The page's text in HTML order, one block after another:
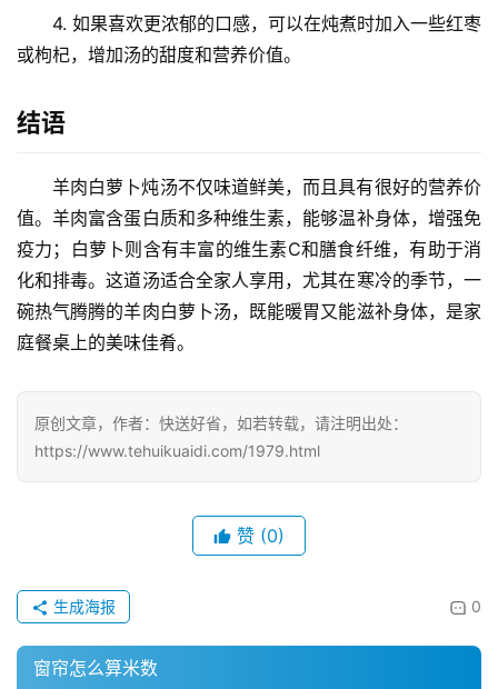
页
物
流
百
科
快
递
4. 如果喜欢更浓郁的口感，可以在炖煮时加入一些红枣
或枸杞，增加汤的甜度和营养价值。
结语
羊肉白萝卜炖汤不仅味道鲜美，而且具有很好的营养价
值。羊肉富含蛋白质和多种维生素，能够温补身体，增强免
疫力；白萝卜则含有丰富的维生素C和膳食纤维，有助于消
化和排毒。这道汤适合全家人享用，尤其在寒冷的季节，一
碗热气腾腾的羊肉白萝卜汤，既能暖胃又能滋补身体，是家
庭餐桌上的美味佳肴。
原创文章，作者：快送好省，如若转载，请注明出处：
https://www.tehuikuaidi.com/1979.html
赞 (0)
0
生成海报
窗帘怎么算米数